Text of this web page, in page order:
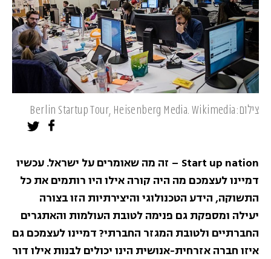
צילום:Berlin Startup Tour, Heisenberg Media. Wikimedia
Start up nation – זה מה שאומרים על ישראל. עכשיו
דמיינו לעצמכם מה היה קורה אילו היו רותמים את כל
התשוקה, הידע הטכנולוגי והיצירתיות הזו בצורה
יעילה ומספקת גם פנימה לטובת העולמות והאתגרים
החברתיים ולטובת המגזר החברתי? דמיינו לעצמכם גם
איזו חברה אזרחית-אנושית הינו יכולים לבנות אילו דור